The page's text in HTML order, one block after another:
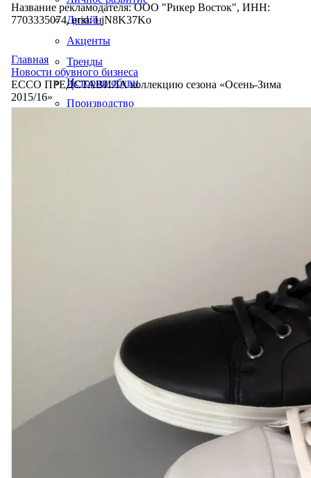
Дизайн
Акценты
Тренды
Истории обуви
Производство
Название рекламодателя: ООО "Рикер Восток", ИНН:
7703335074, erid: LjN8K37Ko
Главная
Новости обувного бизнеса
ECCO ПРЕДСТАВИЛА коллекцию сезона «Осень-Зима
2015/16»